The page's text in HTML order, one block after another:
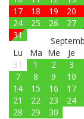
17
18 19 20
24
25 26 27
31
Lu
Ma Me Je
31
1 2 3
7
8 9 10
14
15 16 17
21
22 23 24
28
29
30